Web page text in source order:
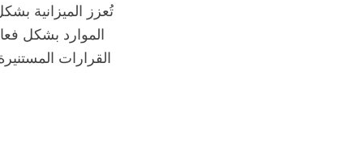
تُعزز الميزانية
الموارد بشكل
القرارات